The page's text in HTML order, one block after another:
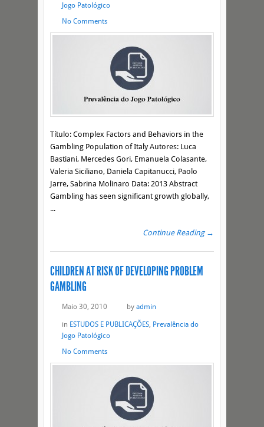
Jogo Patológico
No Comments
Título: Complex Factors and Behaviors in the
Gambling Population of Italy Autores: Luca
Bastiani, Mercedes Gori, Emanuela Colasante,
Valeria Siciliano, Daniela Capitanucci, Paolo
Jarre, Sabrina Molinaro Data: 2013 Abstract
Gambling has seen significant growth globally,
...
Continue Reading →
CHILDREN AT RISK OF DEVELOPING PROBLEM
GAMBLING
Maio 30, 2010 by admin
in ESTUDOS E PUBLICAÇÕES Prevalência do
Jogo Patológico
No Comments